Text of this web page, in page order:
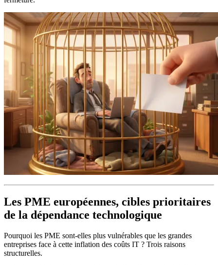
Les PME européennes, cibles prioritaires
de la dépendance technologique
Pourquoi les PME sont-elles plus vulnérables que les grandes
entreprises face à cette inflation des coûts IT ? Trois raisons
structurelles.